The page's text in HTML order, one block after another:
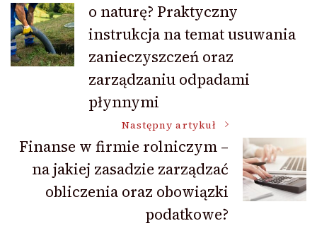
wpisuo naturę? Praktyczny
instrukcja na temat usuwania
zanieczyszczeń oraz
zarządzaniu odpadami
płynnymi
Następny artykuł
Finanse w firmie rolniczym –
na jakiej zasadzie zarządzać
obliczenia oraz obowiązki
podatkowe?